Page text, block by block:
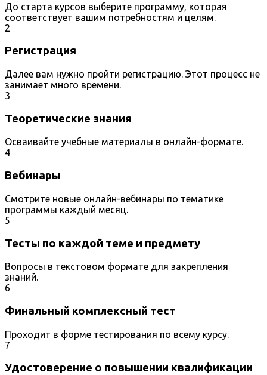
До старта курсов выберите программу, которая
соответствует вашим потребностям и целям.
2
Регистрация
Далее вам нужно пройти регистрацию. Этот процесс не
занимает много времени.
3
Теоретические знания
Осваивайте учебные материалы в онлайн-формате.
4
Вебинары
Смотрите новые онлайн-вебинары по тематике
программы каждый месяц.
5
Тесты по каждой теме и предмету
Вопросы в текстовом формате для закрепления
знаний.
6
Финальный комплексный тест
Проходит в форме тестирования по всему курсу.
7
Удостоверение о повышении квалификации